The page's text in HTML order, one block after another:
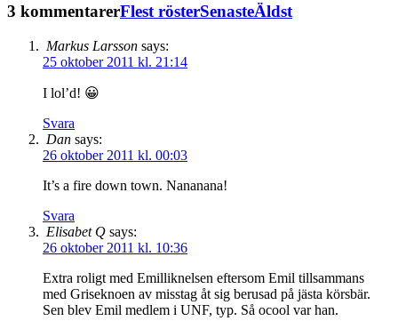
3 kommentarerFlest rösterSenasteÄldst
Markus Larsson says:
25 oktober 2011 kl. 21:14
I lol’d! 😀
Svara
Dan says:
26 oktober 2011 kl. 00:03
It’s a fire down town. Nananana!
Svara
Elisabet Q says:
26 oktober 2011 kl. 10:36
Extra roligt med Emilliknelsen eftersom Emil tillsammans
med Griseknoen av misstag åt sig berusad på jästa körsbär.
Sen blev Emil medlem i UNF, typ. Så ocool var han.